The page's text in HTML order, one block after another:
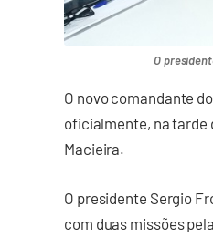
O
O novo comandante
oficialmente, na tarde
Macieira.
O presidente Sergio
com duas missões